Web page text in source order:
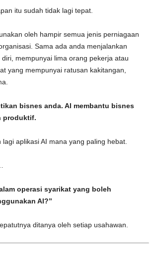
itu sudah tidak lagi tepat.
oleh hampir semua jenis perniagaan
Sama ada anda menjalankan
mempunyai lima orang pekerja atau
yang mempunyai ratusan kakitangan,
bisnes anda. AI membantu bisnes
produktif.
aplikasi AI mana yang paling hebat.
operasi syarikat yang boleh
AI?”
ditanya oleh setiap usahawan.